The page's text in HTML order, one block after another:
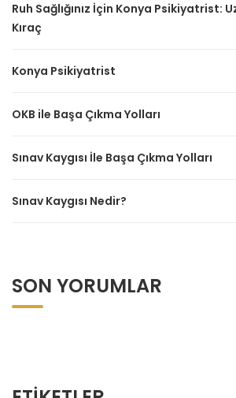
Ruh Sağlığınız İçin Konya Psikiyatrist:
Kıraç
Konya Psikiyatrist
OKB ile Başa Çıkma Yolları
Sınav Kaygısı İle Başa Çıkma Yolları
Sınav Kaygısı Nedir?
SON YORUMLAR